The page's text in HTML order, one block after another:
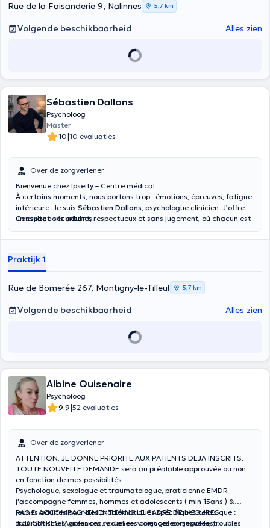
Rue de la Faisanderie 9, Nalinnes 5,7 km
Volgende beschikbaarheid Alles zien
Sébastien Dallons
Psycholoog
Master
10|10 evaluaties
Over de zorgverlener
Bienvenue chez Ipseity – Centre médical.
À certains moments, nous portons trop : émotions, épreuves, fatigue
intérieure. Je suis Sébastien Dallons, psychologue clinicien. J’offre
un espace sécurisant, respectueux et sans jugement, où chacun est
prendre soin de soi.
Consultations adultes.
Praktijk 1
Rue de Bomerée 267, Montigny-le-Tilleul 5,7 km
Volgende beschikbaarheid Alles zien
Albine Quisenaire
Psycholoog
9.9|52 evaluaties
Over de zorgverlener
ATTENTION, JE DONNE PRIORITE AUX PATIENTS DEJA INSCRITS.
TOUTE NOUVELLE DEMANDE sera au préalable approuvée ou non
en fonction de mes possibilités.
Psychologue, sexologue et traumatologue, praticienne EMDR
j'accompagne femmes, hommes et adolescents ( min 15ans ) &
jeunes adultes pour des problématiques spécifiques telles que :
traumatismes, violences sexuelles, violences conjugales, troubles
PAS D ACCOMPAGNEMENT DANS LE CADRE DE MESURES
JUDICIAIRES (Agressions, violences conjugales- sexuelles,